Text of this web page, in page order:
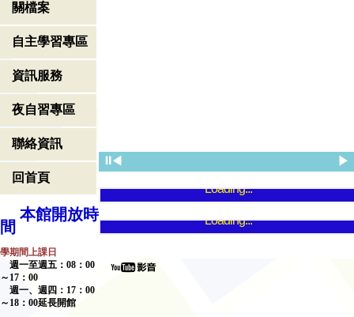
關檔案
自主學習專區
資訊服務
夜自習專區
聯絡資訊
回首頁
本館開放時
間
學期間上課日
週一至週五： 08 ： 00
～ 17 ： 00
週一、週四： 17 ： 00
～ 18 ： 00延長開館
⏸◀ ▶
Loading...
Loading...